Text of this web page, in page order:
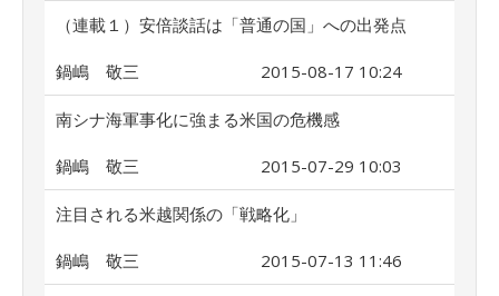
（連載１）安倍談話は「普通の国」への出発点
鍋嶋 敬三 2015-08-17 10:24
南シナ海軍事化に強まる米国の危機感
鍋嶋 敬三 2015-07-29 10:03
注目される米越関係の「戦略化」
鍋嶋 敬三 2015-07-13 11:46